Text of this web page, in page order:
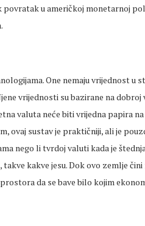
u američkoj monetarnoj
One nemaju vrijednost u
vrijednosti su bazirane na dobroj
valuta neće biti vrijedna papira
ovaj sustav je praktičniji, ali je
nego li tvrdoj valuti kada je
kakve jesu. Dok ovo zemlje
da se bave bilo kojim